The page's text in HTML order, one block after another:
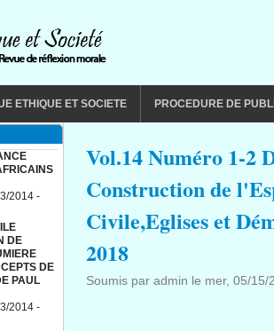
ETHIQUE ET SOCIETE PROCEDURE DE
Vol.14 Numéro 1-2
Construction de
Civile,Eglises et
2018
Soumis par admin le mer, 05/15/
2014 -
DE
DE
PAUL
2014 -